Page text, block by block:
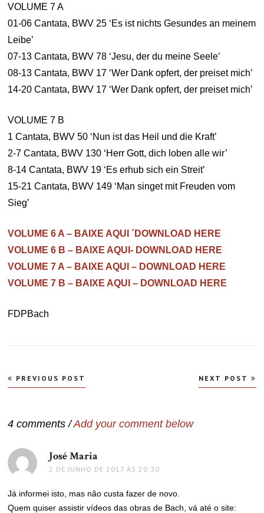
VOLUME 7 A
01-06 Cantata, BWV 25 ‘Es ist nichts Gesundes an meinem
Leibe’
07-13 Cantata, BWV 78 ‘Jesu, der du meine Seele’
08-13 Cantata, BWV 17 ‘Wer Dank opfert, der preiset mich’
14-20 Cantata, BWV 17 ‘Wer Dank opfert, der preiset mich’
VOLUME 7 B
1 Cantata, BWV 50 ‘Nun ist das Heil und die Kraft’
2-7 Cantata, BWV 130 ‘Herr Gott, dich loben alle wir’
8-14 Cantata, BWV 19 ‘Es erhub sich ein Streit’
15-21 Cantata, BWV 149 ‘Man singet mit Freuden vom
Sieg’
VOLUME 6 A – BAIXE AQUI ´DOWNLOAD HERE
VOLUME 6 B – BAIXE AQUI- DOWNLOAD HERE
VOLUME 7 A – BAIXE AQUI – DOWNLOAD HERE
VOLUME 7 B – BAIXE AQUI – DOWNLOAD HERE
FDPBach
Navegação
de
PREVIOUS POST NEXT POST
4 comments /Add your comment below
José Maria
2 DE JUNHO DE 2017 ÀS 20:30
Já informei isto, mas não custa fazer de novo.
Quem quiser assistir vídeos das obras de Bach, vá até o site: